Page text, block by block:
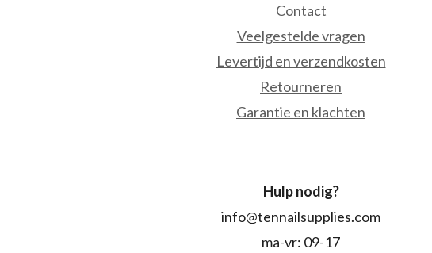
Contact
Veelgestelde vragen
Levertijd en verzendkosten
Retourneren
Garantie en klachten
Hulp nodig?
info@tennailsupplies.com
ma-vr: 09-17